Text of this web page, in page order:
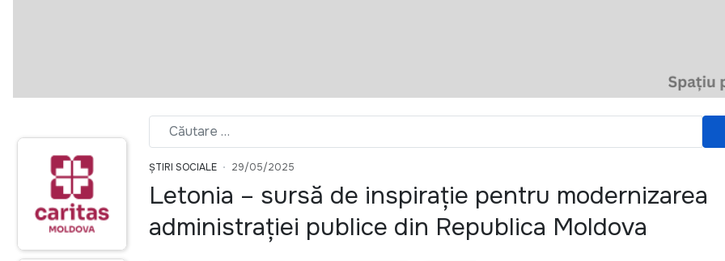
ȘTIRI SOCIALE 29/05/2025
Letonia – sursă de inspirație pentru modernizarea
administrației publice din Republica Moldova